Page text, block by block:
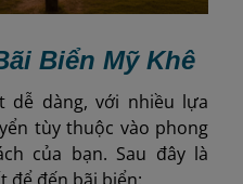
Biển Mỹ Khê
dễ dàng, với nhiều lựa
tùy thuộc vào phong
của bạn. Sau đây là